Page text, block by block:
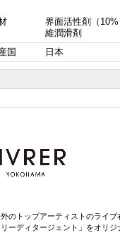
界面活性剤（
維潤滑剤
国
日本
外のトップアーティストのライ
ーディタージェント」をオリジ